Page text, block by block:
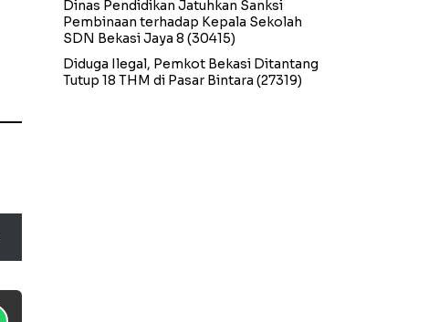
Dinas Pendidikan Jatuhkan Sanksi
Pembinaan terhadap Kepala Sekolah
SDN Bekasi Jaya 8 (30415)
Diduga Ilegal, Pemkot Bekasi Ditantang
Tutup 18 THM di Pasar Bintara (27319)